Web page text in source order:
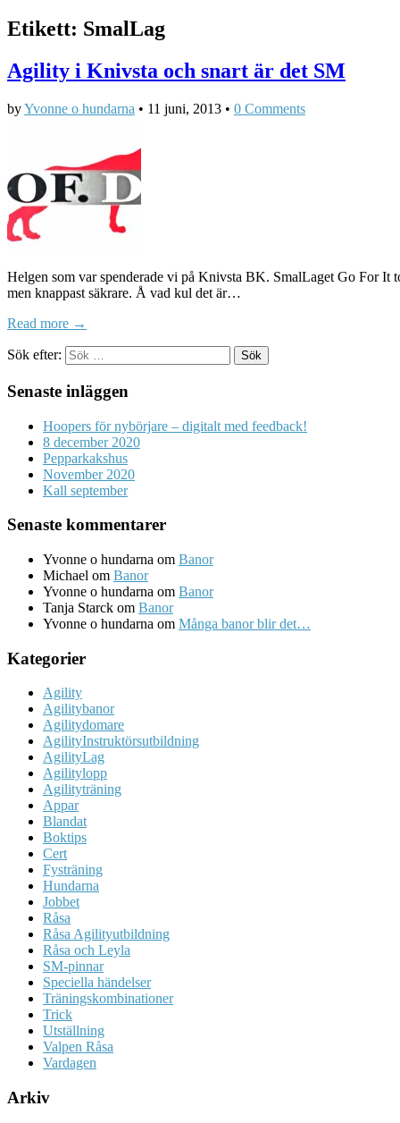
Etikett: SmalLag
Agility i Knivsta och snart är det SM
byYvonne o hundarna • 11 juni, 2013 • 0 Comments
Helgen som var spenderade vi på Knivsta BK. SmalLaget Go For
men knappast säkrare. Å vad kul det är…
Read more →
Sök efter:
Senaste inläggen
Hoopers för nybörjare – digitalt med feedback!
8 december 2020
Pepparkakshus
November 2020
Kall september
Senaste kommentarer
Yvonne o hundarna om Banor
Michael om Banor
Yvonne o hundarna om Banor
Tanja Starck om Banor
Yvonne o hundarna om Många banor blir det…
Kategorier
Agility
Agilitybanor
Agilitydomare
AgilityInstruktörsutbildning
AgilityLag
Agilitylopp
Agilityträning
Appar
Blandat
Boktips
Cert
Fysträning
Hundarna
Jobbet
Råsa
Råsa Agilityutbildning
Råsa och Leyla
SM-pinnar
Speciella händelser
Träningskombinationer
Trick
Utställning
Valpen Råsa
Vardagen
Arkiv